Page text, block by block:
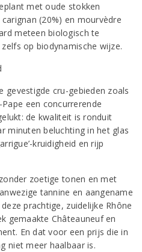
met oude stokken
(20%) en mourvèdre
meteen biologisch te
op biodynamische wijze.
gevestigde cru-gebieden zoals
een concurrerende
de kwaliteit is ronduit
minuten beluchting in het glas
kruidigheid en rijp
zoetige tonen en met
tannine en aangename
prachtige, zuidelijke Rhône
gemaakte Châteauneuf en
En dat voor een prijs die in
niet meer haalbaar is.